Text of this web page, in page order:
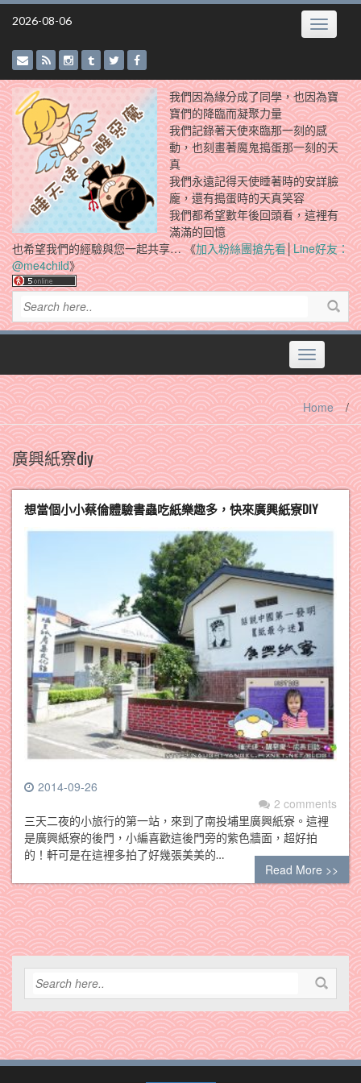
Skip
2026-08-06 Toggle
我們因為緣分成了同學，也因為寶
寶們的降臨而凝聚力量
我們記錄著天使來臨那一刻的感
動，也刻畫著魔鬼搗蛋那一刻的天
真
我們永遠記得天使睡著時的安詳臉
龐，還有搗蛋時的天真笑容
我們都希望數年後回頭看，這裡有
滿滿的回憶
也希望我們的經驗與您一起共享… 《加入粉絲團搶先看│Line好友：
@me4child》
Toggle
navigation
Home /
廣興紙寮diy
想當個小小蔡倫體驗書蟲吃紙樂趣多，快來廣興紙寮DIY
2014-09-26
2 comments
三天二夜的小旅行的第一站，來到了南投埔里廣興紙寮。這裡
是廣興紙寮的後門，小編喜歡這後門旁的紫色牆面，超好拍
的！軒可是在這裡多拍了好幾張美美的…
Read More >>